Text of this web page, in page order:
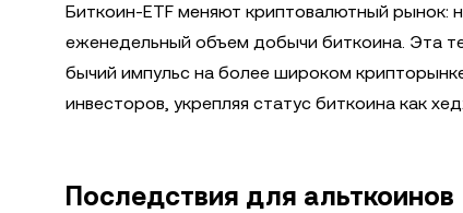
Биткоин-ETF меняют криптовалютный
еженедельный объем добычи биткоина. Эта
бычий импульс на более широком
инвесторов, укрепляя статус биткоина как
Последствия для альткоинов